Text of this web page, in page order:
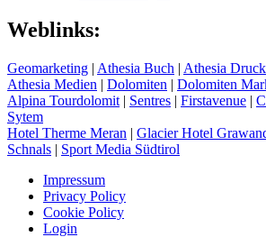
Weblinks:
Geomarketing | Athesia Buch | Athesia Druck
Athesia Medien | Dolomiten | Dolomiten
Alpina Tourdolomit | Sentres | Firstavenue |
Sytem
Hotel Therme Meran | Glacier Hotel
Schnals | Sport Media Südtirol
Impressum
Privacy Policy
Cookie Policy
Login